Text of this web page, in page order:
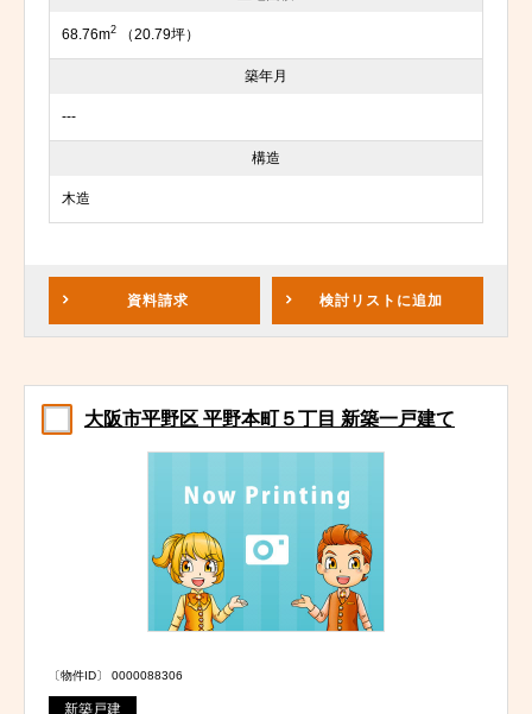
68.76m2 （20.79坪）
築年月
---
構造
木造
資料請求 検討リスト に追加
大阪市平野区 平野本町５丁目 新築一戸建て
〔物件ID〕 0000088306
新築戸建